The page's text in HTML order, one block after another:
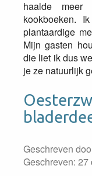
haalde
kookboeken.
plantaardige
Mijn gasten
die liet ik dus
je ze natuurlijk
Geschreven
Geschreven: 27